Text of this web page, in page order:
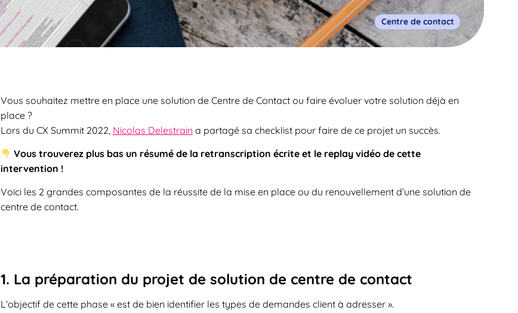
Centre de contact
Vous souhaitez mettre en place une solution de Centre de Contact ou faire évoluer votre solution déjà en
place ?
Lors du CX Summit 2022, Nicolas Delestrain a partagé sa checklist pour faire de ce projet un succès.
Vous trouverez plus bas un résumé de la retranscription écrite et le replay vidéo de cette
intervention !
Voici les 2 grandes composantes de la réussite de la mise en place ou du renouvellement d’une solution de
centre de contact.
1. La préparation du projet de solution de centre de contact
L’objectif de cette phase « est de bien identifier les types de demandes client à adresser ».